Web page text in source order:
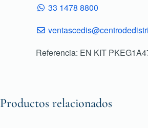
33 1478 8800
Referencia: EN KIT
Productos relacionados